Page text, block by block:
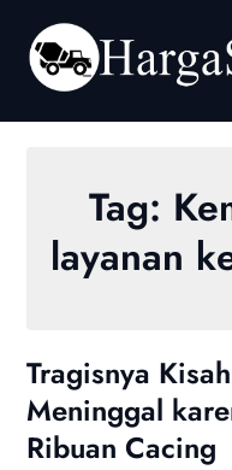
content
Tag:
layanan
Tragisnya
Meninggal
Ribuan Cacing